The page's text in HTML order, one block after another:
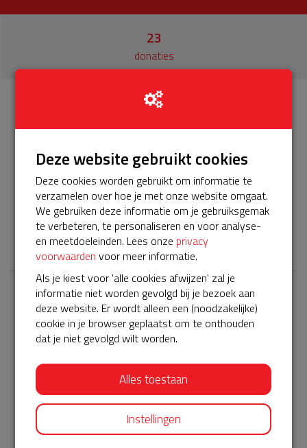
23
donaties
Het servicepakket van onze BuurtAED verloopt bijna en
moet worden verlengd, zodat onze AED gebruiksklaar
blijft. Help je mee? Doneer voor ons servicepakket! totaal
is het 375 euro voor komende 5 jaar
𝕏
Laatste donaties
Bekijk alle
€ 35
Handtherapie Zuidoost-Brabant
31-10-2023 | 09:47
Mooi initiatief, een AED kan het verschil maken als elke
seconde telt!
Deze website gebruikt cookies
Deze cookies worden gebruikt om informatie te
verzamelen over hoe je met onze website omgaat.
We gebruiken deze informatie om je gebruiksgemak
te verbeteren, te personaliseren en voor analyse-
en meetdoeleinden. Lees onze privacy
voorwaarden voor meer informatie.
Als je kiest voor 'alle cookies afwijzen' zal je
informatie niet worden gevolgd bij je bezoek aan
deze website. Er wordt alleen een (noodzakelijke)
cookie in je browser geplaatst om te onthouden
dat je niet gevolgd wilt worden.
Alles toestaan
Instellingen